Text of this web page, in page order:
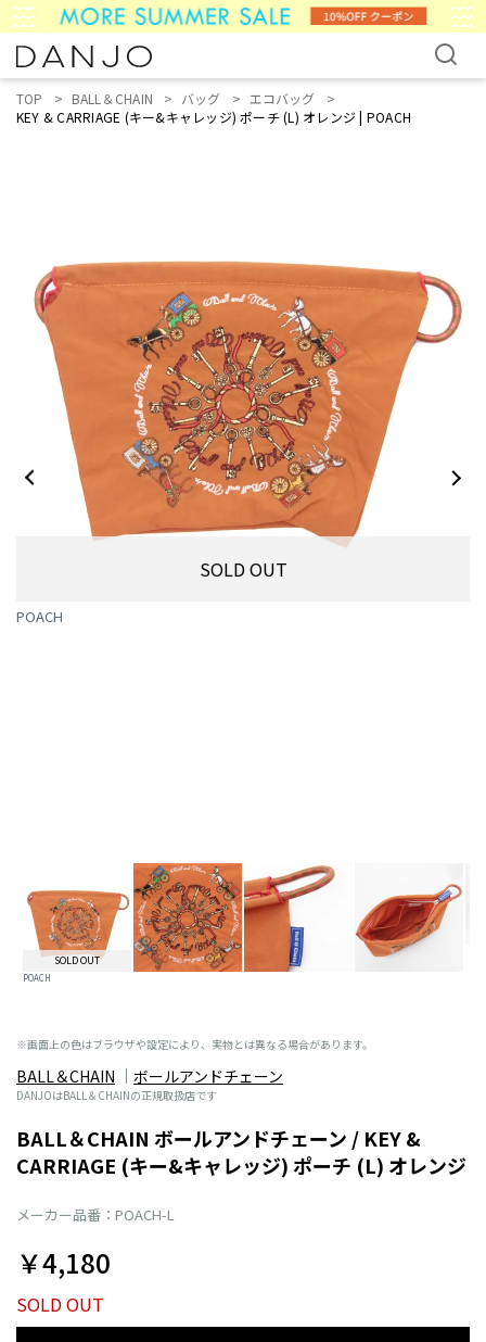
TOP BALL＆CHAIN バッグ
エコバッグ
KEY & CARRIAGE (キー&キャレッジ) ポーチ (L) オレンジ | POACH
SOLD OUT
POACH
SOLD OUT
POACH
※画面上の色はブラウザや設定により、実物とは異なる場合があります。
BALL＆CHAIN ボールアンドチェーン
DANJOはBALL＆CHAINの正規取扱店です
BALL＆CHAIN ボールアンドチェーン / KEY &
CARRIAGE (キー&キャレッジ) ポーチ (L) オレンジ
メーカー品番：POACH-L
￥4,180
SOLD OUT